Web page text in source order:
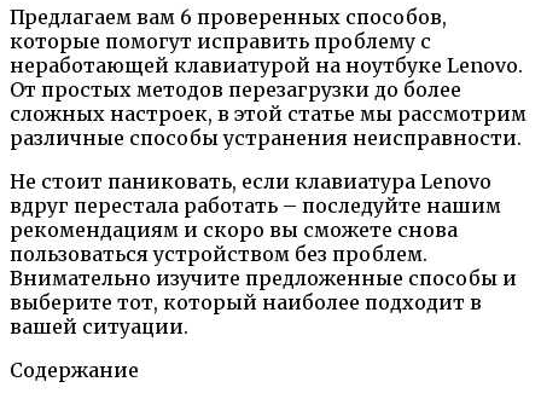
Предлагаем вам 6 проверенных способов,
которые помогут исправить проблему с
неработающей клавиатурой на ноутбуке Lenovo.
От простых методов перезагрузки до более
сложных настроек, в этой статье мы рассмотрим
различные способы устранения неисправности.
Не стоит паниковать, если клавиатура Lenovo
вдруг перестала работать – последуйте нашим
рекомендациям и скоро вы сможете снова
пользоваться устройством без проблем.
Внимательно изучите предложенные способы и
выберите тот, который наиболее подходит в
вашей ситуации.
Содержание